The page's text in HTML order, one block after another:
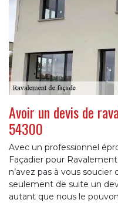
Avoir un devis de
54300
Avec un professionnel
Façadier pour
n’avez pas à vous
seulement de suite un
autant que nous le